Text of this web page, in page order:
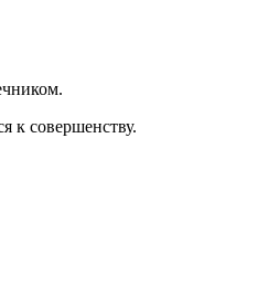
к совершенству.